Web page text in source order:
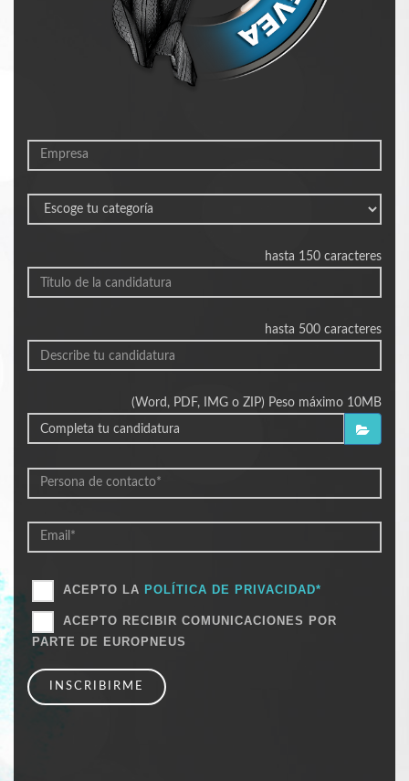
hasta 150 caracteres
hasta 500 caracteres
(Word, PDF, IMG o ZIP) Peso máximo 10MB
ACEPTO LA POLÍTICA DE PRIVACIDAD*
ACEPTO RECIBIR COMUNICACIONES POR
PARTE DE EUROPNEUS
INSCRIBIRME